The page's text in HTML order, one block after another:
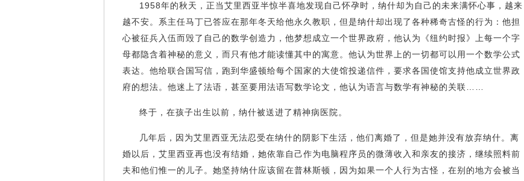
1958年的秋天，正当艾里西亚半惊半喜地发现自己怀孕时，纳什却为自己的未来满怀心事，越来
越不安。系主任马丁已答应在那年冬天给他永久教职，但是纳什却出现了各种稀奇古怪的行为：他担
心被征兵入伍而毁了自己的数学创造力，他梦想成立一个世界政府，他认为《纽约时报》上每一个字
母都隐含着神秘的意义，而只有他才能读懂其中的寓意。他认为世界上的一切都可以用一个数学公式
表达。他给联合国写信，跑到华盛顿给每个国家的大使馆投递信件，要求各国使馆支持他成立世界政
府的想法。他迷上了法语，甚至要用法语写数学论文，他认为语言与数学有神秘的关联……
终于，在孩子出生以前，纳什被送进了精神病医院。
几年后，因为艾里西亚无法忍受在纳什的阴影下生活，他们离婚了，但是她并没有放弃纳什。离
婚以后，艾里西亚再也没有结婚，她依靠自己作为电脑程序员的微薄收入和亲友的接济，继续照料前
夫和他们惟一的儿子。她坚持纳什应该留在普林斯顿，因为如果一个人行为古怪，在别的地方会被当